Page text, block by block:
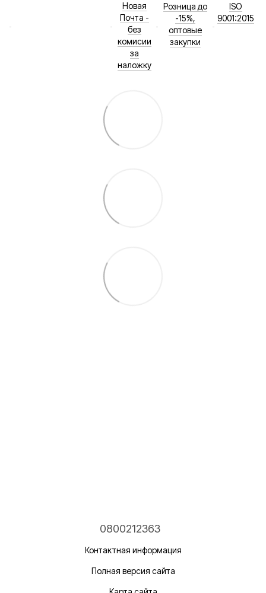
Новая
Почта -
без
комисии
за
наложку
Розница до
-15%,
оптовые
закупки
ISO
9001:2015
0800212363
Контактная информация
Полная версия сайта